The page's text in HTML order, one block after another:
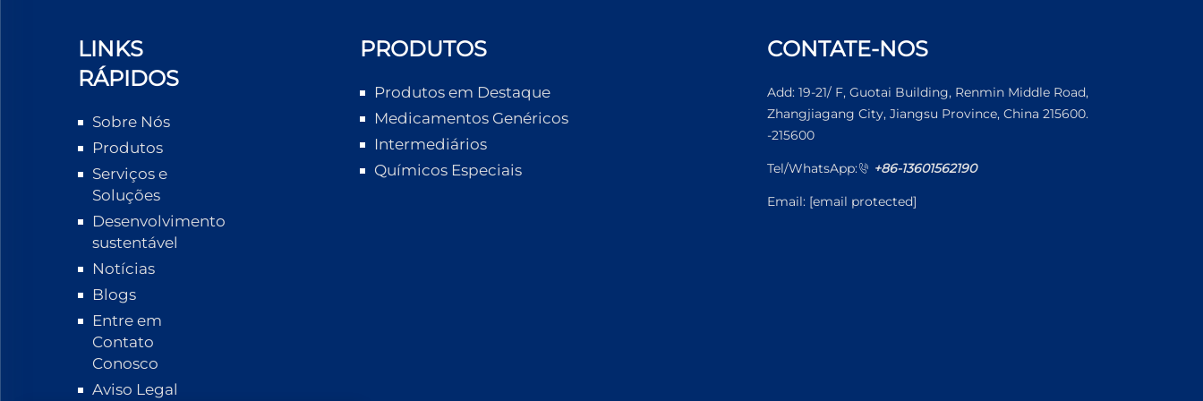
LINKS
RÁPIDOS
Sobre Nós
Produtos
Serviços e
Soluções
Desenvolvimento
sustentável
Notícias
Blogs
Entre em
Contato
Conosco
Aviso Legal
PRODUTOS
Produtos em Destaque
Medicamentos Genéricos
Intermediários
Químicos Especiais
CONTATE-NOS
Add: 19-21/ F, Guotai Building, Renmin Middle Road,
Zhangjiagang City, Jiangsu Province, China 215600.
-215600
Tel/WhatsApp: +86-13601562190
Email: [email protected]